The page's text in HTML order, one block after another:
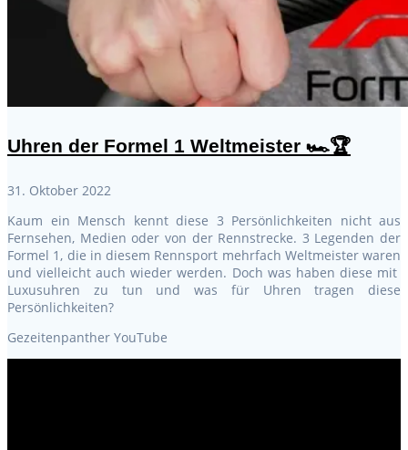
Uhren der Formel 1 Weltmeister 🏎️🏆
31. Oktober 2022
Kaum ein Mensch kennt diese 3 Persönlichkeiten nicht aus
Fernsehen, Medien oder von der Rennstrecke. 3 Legenden der
Formel 1, die in diesem Rennsport mehrfach Weltmeister waren
und vielleicht auch wieder werden. Doch was haben diese mit
Luxusuhren zu tun und was für Uhren tragen diese
Persönlichkeiten?
Gezeitenpanther YouTube